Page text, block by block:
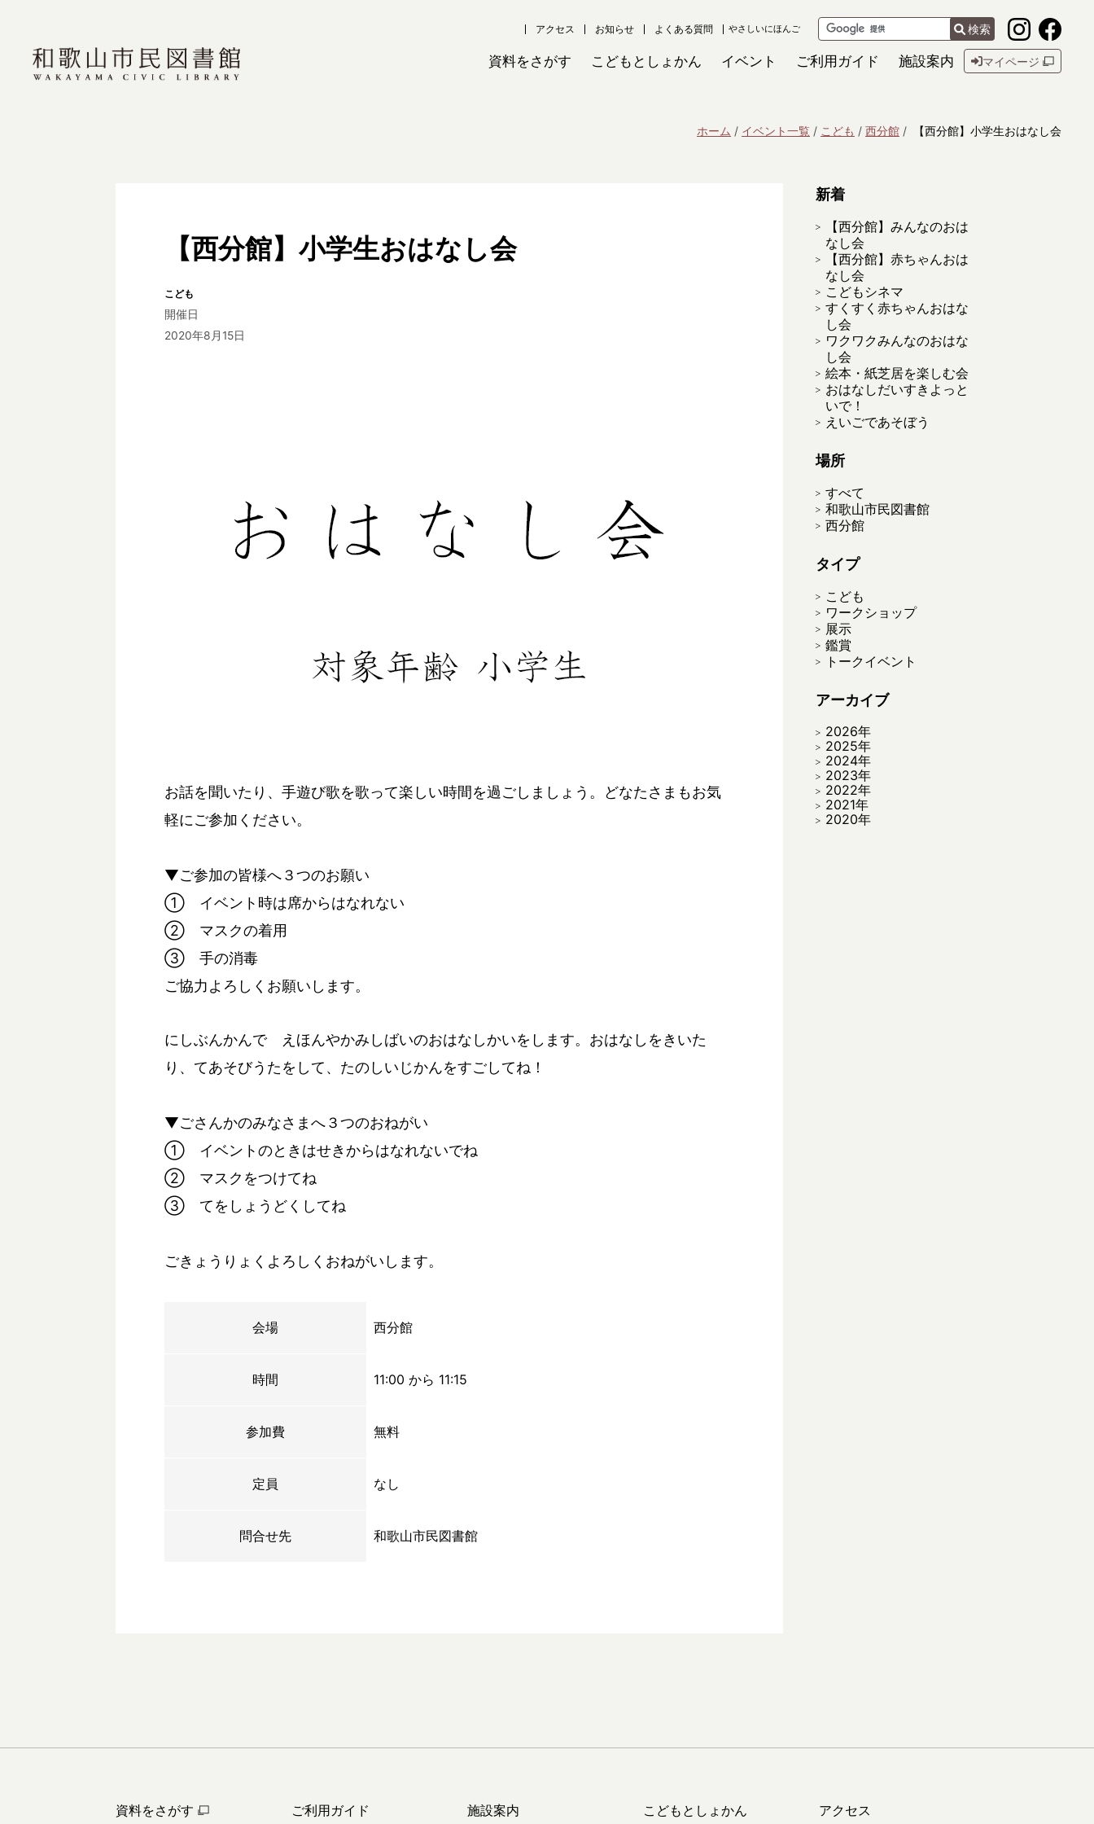
アクセス お知らせ よくある質問 やさしいにほんご 検索
資料をさがす こどもとしょかん イベント ご利用ガイド 施設案内 マイページ
ホーム イベント一覧 こども 西分館 【西分館】小学生おはなし会
【西分館】小学生おはなし会
こども
開催日
2020年8月15日
お話を聞いたり、手遊び歌を歌って楽しい時間を過ごしましょう。どなたさまもお気
軽にご参加ください。
▼ご参加の皆様へ３つのお願い
① イベント時は席からはなれない
② マスクの着用
③ 手の消毒
ご協力よろしくお願いします。
にしぶんかんで えほんやかみしばいのおはなしかいをします。おはなしをきいた
り、てあそびうたをして、たのしいじかんをすごしてね！
▼ごさんかのみなさまへ３つのおねがい
① イベントのときはせきからはなれないでね
② マスクをつけてね
③ てをしょうどくしてね
ごきょうりょくよろしくおねがいします。
会場 西分館
時間 11:00 から 11:15
参加費 無料
定員 なし
問合せ先 和歌山市民図書館
新着
【西分館】みんなのおは
なし会
【西分館】赤ちゃんおは
なし会
こどもシネマ
すくすく赤ちゃんおはな
し会
ワクワクみんなのおはな
し会
絵本・紙芝居を楽しむ会
おはなしだいすきよっと
いで！
えいごであそぼう
場所
すべて
和歌山市民図書館
西分館
タイプ
こども
ワークショップ
展示
鑑賞
トークイベント
アーカイブ
2026年
2025年
2024年
2023年
2022年
2021年
2020年
資料をさがす ご利用ガイド 施設案内 こどもとしょかん アクセス